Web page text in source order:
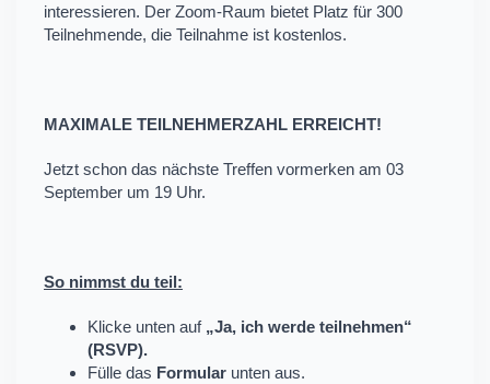
interessieren. Der Zoom-Raum bietet Platz für 300
Teilnehmende, die Teilnahme ist kostenlos.
MAXIMALE TEILNEHMERZAHL ERREICHT!
Jetzt schon das nächste Treffen vormerken am 03
September um 19 Uhr.
So nimmst du teil :
​Klicke unten auf „Ja, ich werde teilnehmen“
(RSVP).
​Fülle das Formular unten aus.